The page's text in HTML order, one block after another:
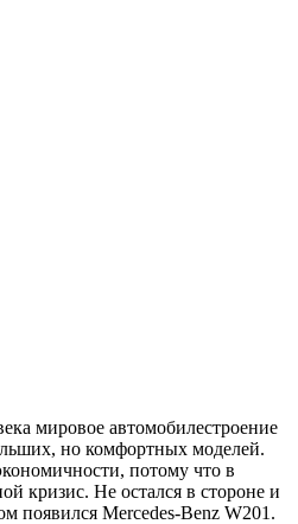
мировое автомобилестроение
но комфортных моделей.
потому что в
кризис. Не остался в стороне и
появился Mercedes-Benz W201.